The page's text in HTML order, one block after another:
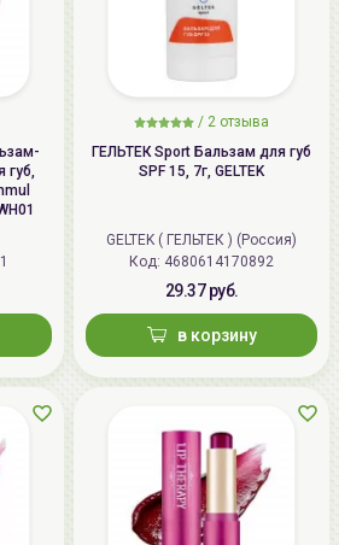
/ 2 отзыва
ГЕЛЬТЕК Sport Бальзам для губ
SPF 15, 7г, GELTEK
GELTEK ( ГЕЛЬТЕК ) (Россия)
Код: 4680614170892
29.37 руб.
в корзину